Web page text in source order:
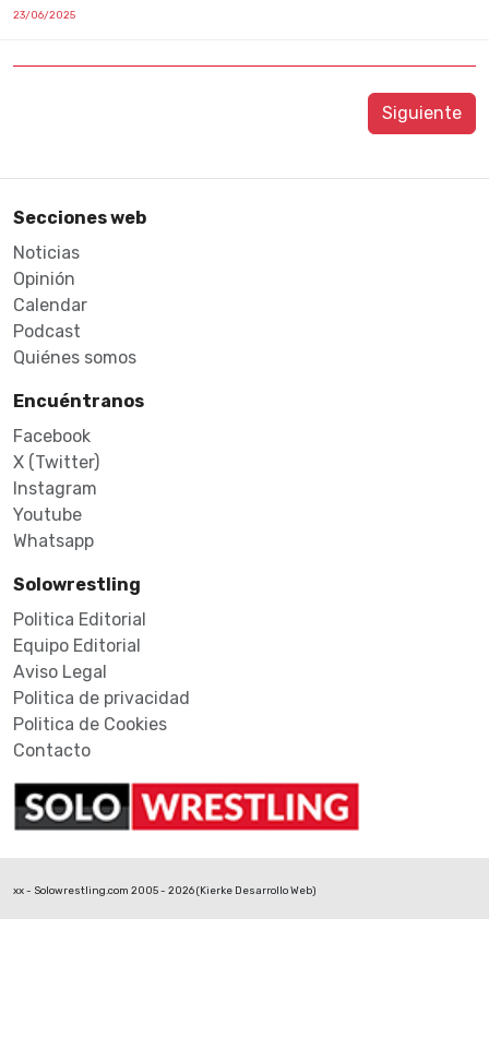
23/06/2025
Siguiente
Secciones web
Noticias
Opinión
Calendar
Podcast
Quiénes somos
Encuéntranos
Facebook
X (Twitter)
Instagram
Youtube
Whatsapp
Solowrestling
Politica Editorial
Equipo Editorial
Aviso Legal
Politica de privacidad
Politica de Cookies
Contacto
xx - Solowrestling.com 2005 - 2026 (Kierke Desarrollo Web)